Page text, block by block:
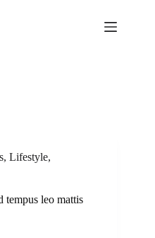
, Lifestyle,
tempus leo mattis